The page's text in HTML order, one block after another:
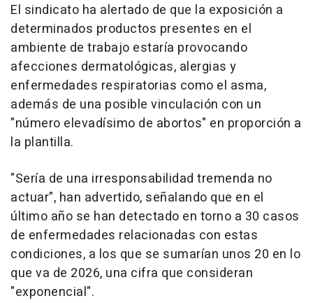
El sindicato ha alertado de que la exposición a
determinados productos presentes en el
ambiente de trabajo estaría provocando
afecciones dermatológicas, alergias y
enfermedades respiratorias como el asma,
además de una posible vinculación con un
"número elevadísimo de abortos" en proporción a
la plantilla.
"Sería de una irresponsabilidad tremenda no
actuar", han advertido, señalando que en el
último año se han detectado en torno a 30 casos
de enfermedades relacionadas con estas
condiciones, a los que se sumarían unos 20 en lo
que va de 2026, una cifra que consideran
"exponencial".